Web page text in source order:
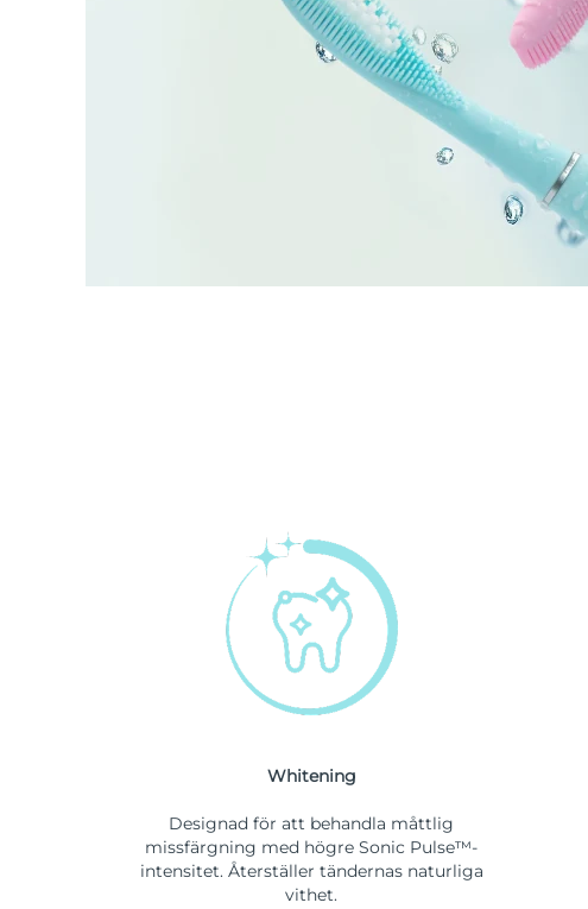
Whitening
Designad för att behandla måttlig
missfärgning med högre Sonic Pulse™-
intensitet. Återställer tändernas naturliga
vithet.